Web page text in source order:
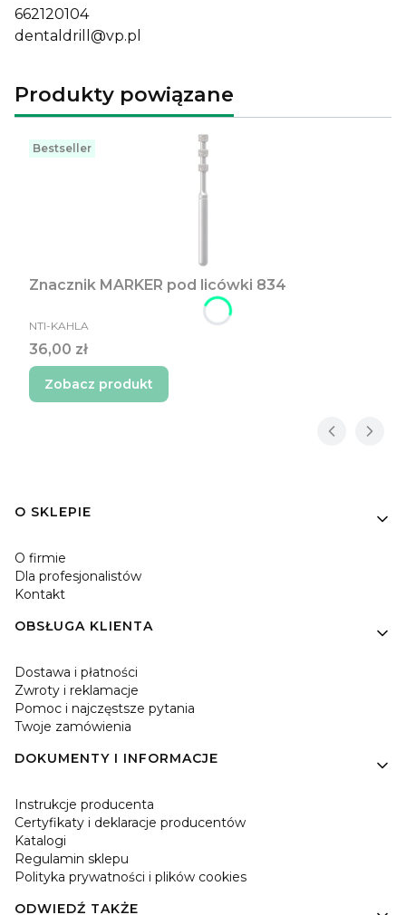
662120104
dentaldrill@vp.pl
Produkty powiązane
Bestseller
Znacznik MARKER pod licówki 834
PRODUCENT
NTI-KAHLA
Cena
36,00 zł
Zobacz produkt
Linki w stopce
O SKLEPIE
O firmie
Dla profesjonalistów
Kontakt
OBSŁUGA KLIENTA
Dostawa i płatności
Zwroty i reklamacje
Pomoc i najczęstsze pytania
Twoje zamówienia
DOKUMENTY I INFORMACJE
Instrukcje producenta
Certyfikaty i deklaracje producentów
Katalogi
Regulamin sklepu
Polityka prywatności i plików cookies
ODWIEDŹ TAKŻE